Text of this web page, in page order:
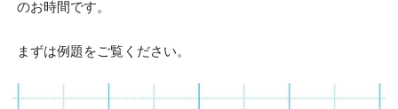
のお時間です。
まずは例題をご覧ください。